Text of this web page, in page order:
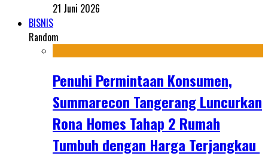
21 Juni 2026
BISNIS
Random
Penuhi Permintaan Konsumen,
Summarecon Tangerang Luncurkan
Rona Homes Tahap 2 Rumah
Tumbuh dengan Harga Terjangkau